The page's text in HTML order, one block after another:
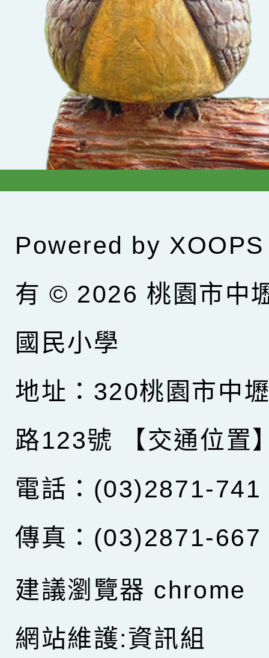
Powered by XOOPS
有 © 2026 桃園市中
國民小學
地址：320桃園市中
路123號
【交通位置
電話：(03)2871-741
傳真：(03)2871-667
建議瀏覽器 chrome
網站維護:資訊組